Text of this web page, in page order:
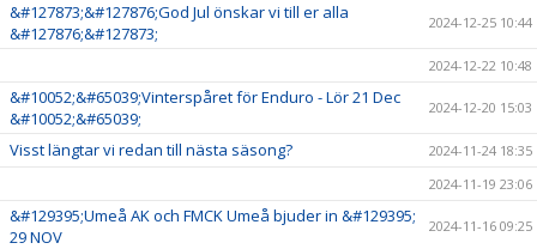
&#127873;&#127876;God Jul önskar vi till er alla
&#127876;&#127873;
2024-12-25 10:44
2024-12-22 10:48
&#10052;&#65039;Vinterspåret för Enduro - Lör 21 Dec
&#10052;&#65039;
2024-12-20 15:03
Visst längtar vi redan till nästa säsong?
2024-11-24 18:35
2024-11-19 23:06
&#129395;Umeå AK och FMCK Umeå bjuder in &#129395;
29 NOV
2024-11-16 09:25